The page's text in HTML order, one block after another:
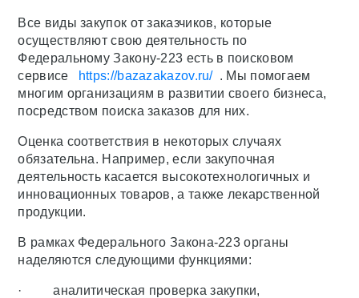
Все виды закупок от заказчиков, которые
осуществляют свою деятельность по
Федеральному Закону-223 есть в поисковом
сервисе
https://bazazakazov.ru/ . Мы помогаем
многим организациям в развитии своего бизнеса,
посредством поиска заказов для них.
Оценка соответствия в некоторых случаях
обязательна. Например, если закупочная
деятельность касается высокотехнологичных и
инновационных товаров, а также лекарственной
продукции.
В рамках Федерального Закона-223 органы
наделяются следующими функциями:
· аналитическая проверка закупки,